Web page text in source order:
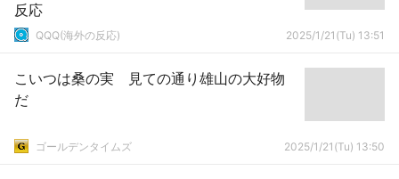
反応
QQQ(海外の反応) 2025/1/21(Tu) 13:51
こいつは桑の実 見ての通り雄山の大好物
だ
ゴールデンタイムズ 2025/1/21(Tu) 13:50